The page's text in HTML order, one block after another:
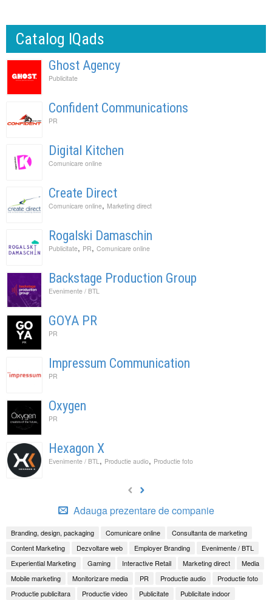
Catalog IQads
Ghost Agency
Publicitate
Confident Communications
PR
Digital Kitchen
Comunicare online
Create Direct
Comunicare online, Marketing direct
Rogalski Damaschin
Publicitate, PR, Comunicare online
Backstage Production Group
Evenimente / BTL
GOYA PR
PR
Impressum Communication
PR
Oxygen
PR
Hexagon X
Evenimente / BTL , Productie audio, Productie foto
Adauga prezentare de companie
Branding, design, packaging Comunicare online
Consultanta de marketing
Content Marketing
Dezvoltare web Employer Branding
Evenimente / BTL
Experiential Marketing
Gaming Interactive Retail Marketing direct
Media
Mobile marketing
Monitorizare media PR Productie audio
Productie foto
Productie publicitara
Productie video Publicitate Publicitate indoor